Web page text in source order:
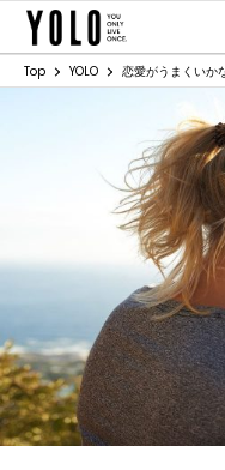
Top YOLO 恋愛がうまくいか